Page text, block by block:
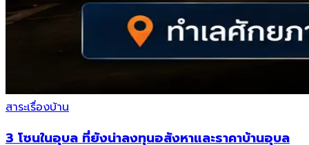
สาระเรื่องบ้าน
3 โซนในอุบล ที่ยังน่าลงทุนอสังหาและราคาบ้านอุบล